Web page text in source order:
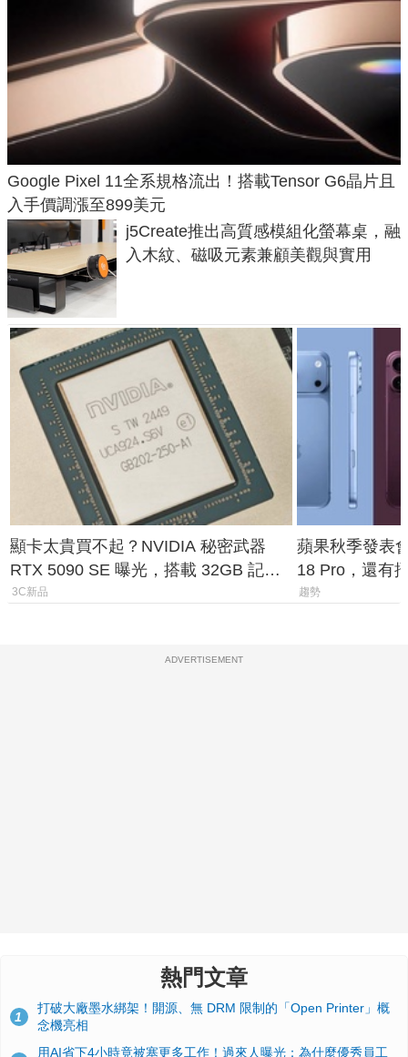
Google Pixel 11全系規格流出！搭載Tensor G6晶片且
入手價調漲至899美元
j5Create推出高質感模組化螢幕桌，融
入木紋、磁吸元素兼顧美觀與實用
顯卡太貴買不起？NVIDIA 秘密武器
RTX 5090 SE 曝光，搭載 32GB 記憶
體
3C新品
蘋果秋季發表
18 Pro，還有
測一次看
趨勢
ADVERTISEMENT
熱門文章
1
打破大廠墨水綁架！開源、無 DRM 限制的「Open Printer」概
念機亮相
用AI省下4小時竟被塞更多工作！過來人曝光：為什麼優秀員工